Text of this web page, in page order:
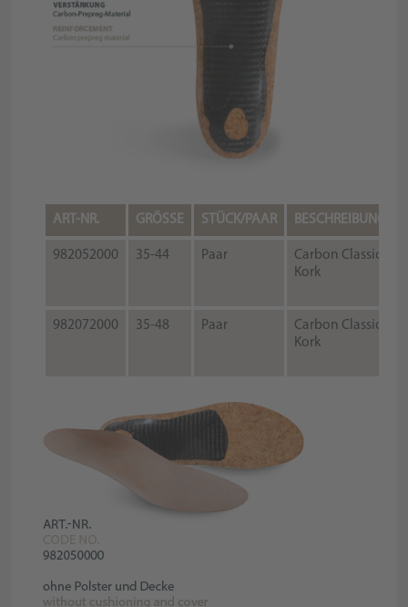
ART-NR. GRÖSSE STÜCK/PAAR BESCHREIBUNG
982052000 35-44 Paar
Carbon Classic
Kork
982072000 35-48 Paar
Carbon Classic
Kork